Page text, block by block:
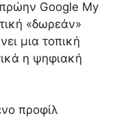
Google My
«δωρεάν»
μια τοπική
η ψηφιακή
προφίλ